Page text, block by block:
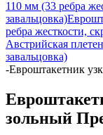
110 мм (33 ребра
завальцовка)
ребра жесткости,
Австрийская
завальцовка)
-Евроштакетник
зольный